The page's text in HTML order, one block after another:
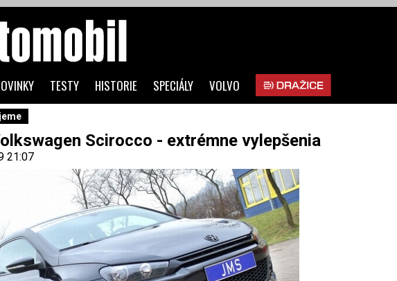
Scirocco - extrémne vylepšenia
21:07
TESTY HISTORIE SPECIÁLY VOLVO